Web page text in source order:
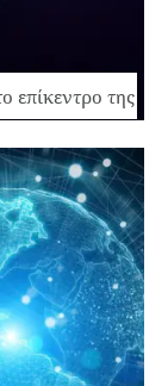
επίκεντρο της